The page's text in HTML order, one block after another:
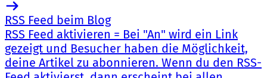
RSS Feed beim Blog
RSS Feed aktivieren = Bei "An" wird ein Link
gezeigt und Besucher haben die Möglichkeit,
deine Artikel zu abonnieren. Wenn du den RSS-